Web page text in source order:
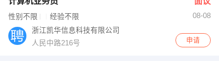
性别不限 经验不限
08-08
浙江凯华信息科技有限公司
人民中路216号
申请